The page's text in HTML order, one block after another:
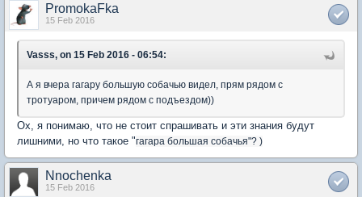
PromokaFka
15 Feb 2016
Vasss, on 15 Feb 2016 - 06:54:
А я вчера гагару большую собачью видел, прям рядом с
тротуаром, причем рядом с подъездом))
Ох, я понимаю, что не стоит спрашивать и эти знания будут
лишними, но что такое "гагара большая собачья"? )
Nnochenka
15 Feb 2016